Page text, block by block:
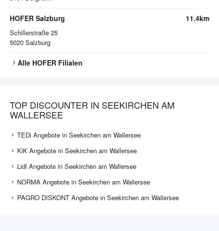
HOFER Salzburg
Schillerstraße 25
5020 Salzburg
11.4km
Alle HOFER Filialen
TOP DISCOUNTER IN SEEKIRCHEN AM
WALLERSEE
TEDi Angebote in Seekirchen am Wallersee
KiK Angebote in Seekirchen am Wallersee
Lidl Angebote in Seekirchen am Wallersee
NORMA Angebote in Seekirchen am Wallersee
PAGRO DISKONT Angebote in Seekirchen am Wallersee